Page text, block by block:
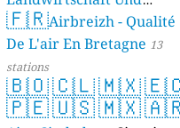
Geologie) 50 stations
🇫🇷Airbreizh - Qualité
De L'air En Bretagne 13
stations
🇧🇴🇨🇱🇲🇽
🇵🇪🇺🇸🇲🇽